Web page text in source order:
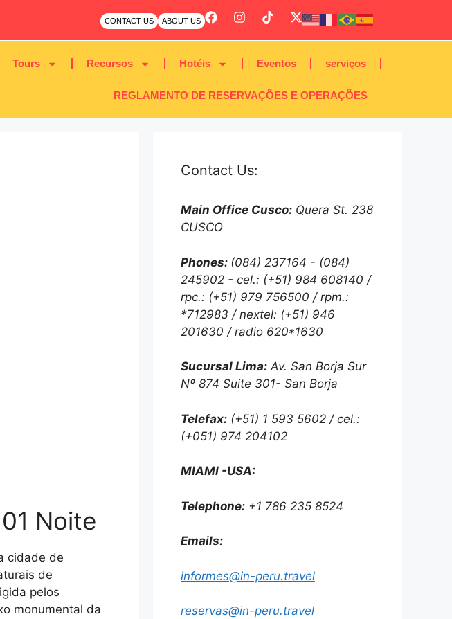
ABOUT US
CONTACT US
Tours Recursos Hotéis Eventos serviços
REGLAMENTO DE RESERVAÇÕES E OPERAÇÕES
Noite
cidade de
de
pelos
monumental da
Contact Us:
Main Office Cusco: Quera St. 238
CUSCO
Phones: (084) 237164 - (084)
245902 - cel.: (+51) 984 608140 /
rpc.: (+51) 979 756500 / rpm.:
*712983 / nextel: (+51) 946
201630 / radio 620*1630
Sucursal Lima: Av. San Borja Sur
Nº 874 Suite 301- San Borja
Telefax: (+51) 1 593 5602 / cel.:
(+051) 974 204102
MIAMI -USA:
Telephone: +1 786 235 8524
Emails:
informes@in-peru.travel
reservas@in-peru.travel